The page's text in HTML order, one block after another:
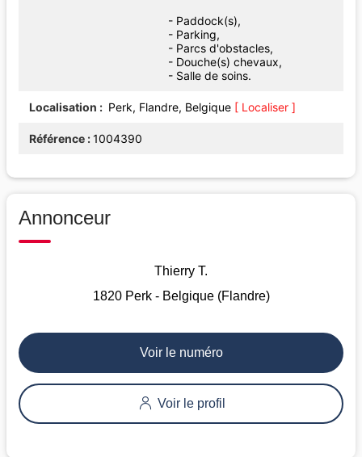
- Paddock(s),
- Parking,
- Parcs d'obstacles,
- Douche(s) chevaux,
- Salle de soins.
Localisation Perk, Flandre, Belgique [ Localiser ]
Référence 1004390
Annonceur
Thierry T.
1820 Perk - Belgique (Flandre)
Voir le numéro
Voir le profil